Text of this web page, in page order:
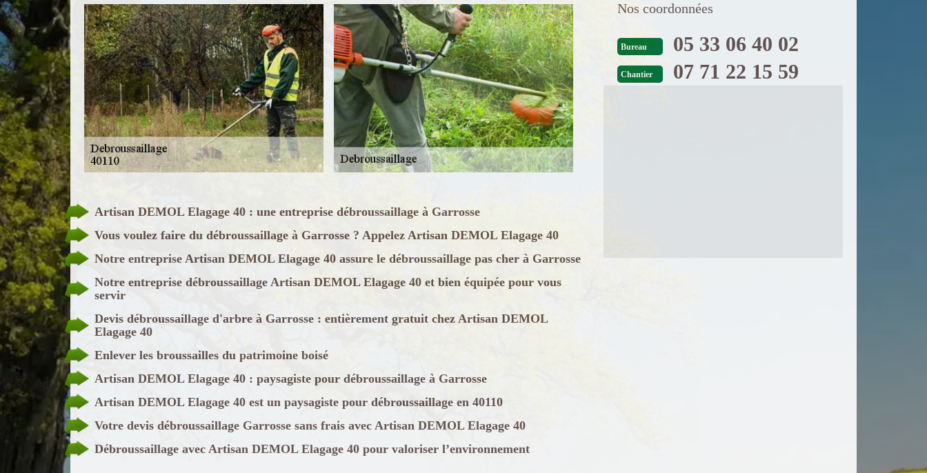
Artisan DEMOL Elagage 40 : une entreprise débroussaillage à Garrosse
Vous voulez faire du débroussaillage à Garrosse ? Appelez Artisan DEMOL Elagage 40
Notre entreprise Artisan DEMOL Elagage 40 assure le débroussaillage pas cher à Garrosse
Notre entreprise débroussaillage Artisan DEMOL Elagage 40 et bien équipée pour vous
servir
Devis débroussaillage d'arbre à Garrosse : entièrement gratuit chez Artisan DEMOL
Elagage 40
Enlever les broussailles du patrimoine boisé
Artisan DEMOL Elagage 40 : paysagiste pour débroussaillage à Garrosse
Artisan DEMOL Elagage 40 est un paysagiste pour débroussaillage en 40110
Votre devis débroussaillage Garrosse sans frais avec Artisan DEMOL Elagage 40
Débroussaillage avec Artisan DEMOL Elagage 40 pour valoriser l’environnement
Nos coordonnées
Bureau 05 33 06 40 02
Chantier 07 71 22 15 59